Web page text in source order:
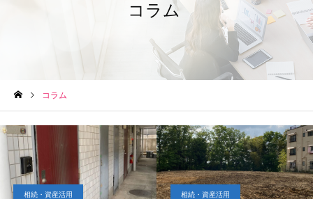
ウィズの利益還元
コラム
コラム
相続・資産活用 相続・資産活用